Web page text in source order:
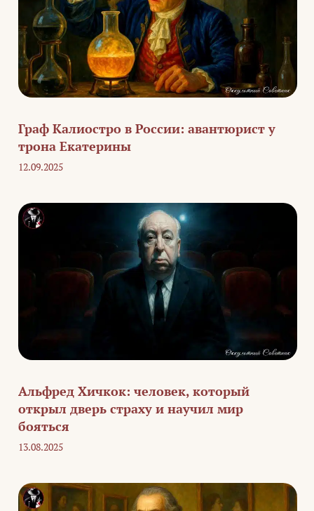
Граф Калиостро в России: авантюрист у
трона Екатерины
12.09.2025
Альфред Хичкок: человек, который
открыл дверь страху и научил мир
бояться
13.08.2025